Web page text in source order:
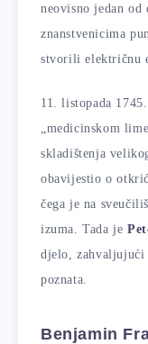
neovisno jedan
znanstvenicima
stvorili električnu
11. listopada 1745.
„medicinskom
skladištenja
obavijestio o
čega je na
izuma. Tada je
djelo, zahvaljujući
poznata.
Benjamin